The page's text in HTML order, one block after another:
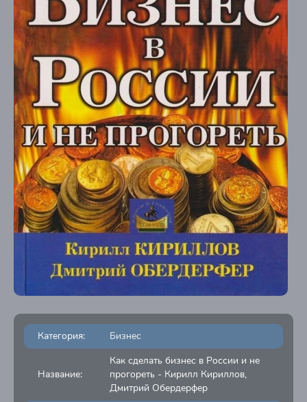
Категория: Бизнес
Название:
Как сделать бизнес в России и не
прогореть - Кирилл Кириллов,
Дмитрий Обердерфер